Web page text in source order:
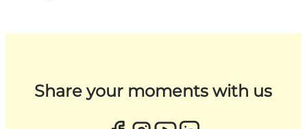
Share your moments with us